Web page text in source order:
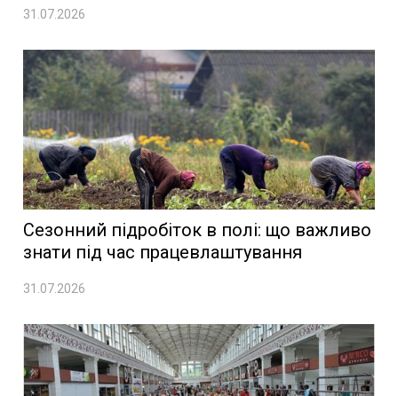
31.07.2026
Сезонний підробіток в полі: що важливо
знати під час працевлаштування
31.07.2026